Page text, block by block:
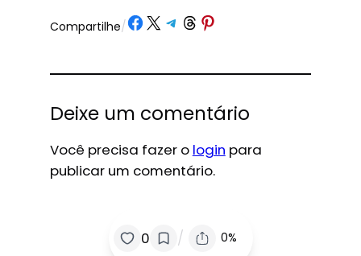
Compartilhe/Share on Facebook
Share on X Share on Telegram
Share on Threads
Share on Pinterest
Deixe um comentário
Você precisa fazer o login para
publicar um comentário.
0 / 0%